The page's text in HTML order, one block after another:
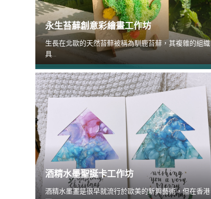
永生苔蘚創意彩繪畫工作坊
生長在北歐的天然苔蘚被稱為馴鹿苔蘚，其複雜的組織
具...
酒精水墨聖誕卡工作坊
酒精水墨畫是很早就流行於歐美的新興藝術，但在香港